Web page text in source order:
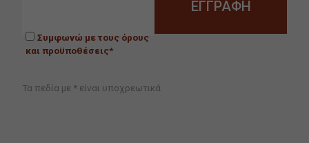
Συμφωνώ με τους όρους
και προϋποθέσεις*
Τα πεδία με * είναι υποχρεωτικά